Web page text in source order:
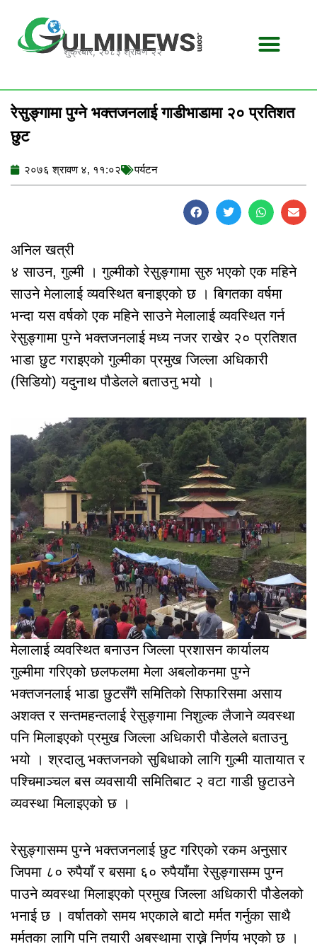
content
शुक्रबार, २०८३ श्रावण २२
रेसुङ्गामा पुग्ने भक्तजनलाई गाडीभाडामा २० प्रतिशत
छुट
२०७६ श्रावण ४, ११:०२ पर्यटन
अनिल खत्री
४ साउन, गुल्मी । गुल्मीको रेसुङ्गामा सुरु भएको एक महिने
साउने मेलालाई व्यवस्थित बनाइएको छ । बिगतका वर्षमा
भन्दा यस वर्षको एक महिने साउने मेलालाई व्यवस्थित गर्न
रेसुङ्गामा पुग्ने भक्तजनलाई मध्य नजर राखेर २० प्रतिशत
भाडा छुट गराइएको गुल्मीका प्रमुख जिल्ला अधिकारी
(सिडियो) यदुनाथ पौडेलले बताउनु भयो ।
मेलालाई व्यवस्थित बनाउन जिल्ला प्रशासन कार्यालय
गुल्मीमा गरिएको छलफलमा मेला अबलोकनमा पुग्ने
भक्तजनलाई भाडा छुटसँगै समितिको सिफारिसमा असाय
अशक्त र सन्तमहन्तलाई रेसुङ्गामा निशुल्क लैजाने व्यवस्था
पनि मिलाइएको प्रमुख जिल्ला अधिकारी पौडेलले बताउनु
भयो । श्रदालु भक्तजनको सुबिधाको लागि गुल्मी यातायात र
पश्चिमाञ्चल बस व्यवसायी समितिबाट २ वटा गाडी छुटाउने
व्यवस्था मिलाइएको छ ।
रेसुङ्गासम्म पुग्ने भक्तजनलाई छुट गरिएको रकम अनुसार
जिपमा ८० रुपैयाँ र बसमा ६० रुपैयाँमा रेसुङ्गासम्म पुग्न
पाउने व्यवस्था मिलाइएको प्रमुख जिल्ला अधिकारी पौडेलको
भनाई छ । वर्षातको समय भएकाले बाटो मर्मत गर्नुका साथै
मर्मतका लागि पनि तयारी अबस्थामा राख्ने निर्णय भएको छ ।